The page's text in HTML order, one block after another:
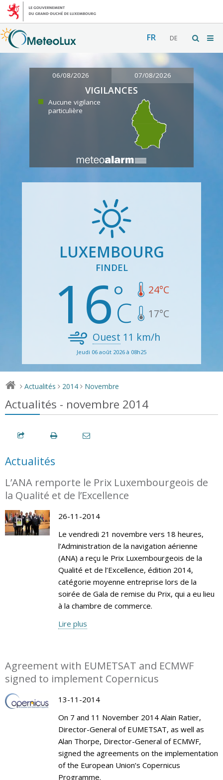
FR DE
06/08/2026 07/08/2026
VIGILANCES
Aucune vigilance
particulière
LUXEMBOURG
FINDEL
16 24°C
17°C
Ouest 11 km/h
Jeudi 06 août 2026 à 08h25
> Actualités > 2014 > Novembre
Actualités - novembre 2014
Actualités
L’ANA remporte le Prix Luxembourgeois de
la Qualité et de l’Excellence
26-11-2014
Le vendredi 21 novembre vers 18 heures,
l’Administration de la navigation aérienne
(ANA) a reçu le Prix Luxembourgeois de la
Qualité et de l’Excellence, édition 2014,
catégorie moyenne entreprise lors de la
soirée de Gala de remise du Prix, qui a eu lieu
à la chambre de commerce.
Lire plus
Agreement with EUMETSAT and ECMWF
signed to implement Copernicus
13-11-2014
On 7 and 11 November 2014 Alain Ratier,
Director-General of EUMETSAT, as well as
Alan Thorpe, Director-General of ECMWF,
signed the agreements on the implementation
of the European Union’s Copernicus
Programme.